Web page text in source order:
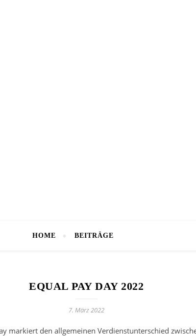
HOME BEITRÄGE
EQUAL PAY DAY 2022
7. März 2022
markiert den allgemeinen Verdienstunterschied